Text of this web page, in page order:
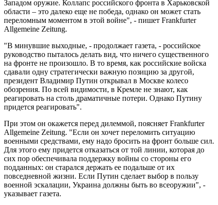
Западом оружие. Коллапс российского фронта в Харьковской
области – это далеко еще не победа, однако он может стать
переломным моментом в этой войне", - пишет Frankfurter
Allgemeine Zeitung.
"В минувшие выходные, - продолжает газета, - российское
руководство пыталось делать вид, что ничего существенного
на фронте не произошло. В то время, как российские войска
сдавали одну стратегически важную позицию за другой,
президент Владимир Путин открывал в Москве колесо
обозрения. По всей видимости, в Кремле не знают, как
реагировать на столь драматичные потери. Однако Путину
придется реагировать".
При этом он окажется перед дилеммой, поясняет Frankfurter
Allgemeine Zeitung. "Если он хочет переломить ситуацию
военными средствами, ему надо бросить на фронт больше сил.
Для этого ему придется отказаться от той линии, которая до
сих пор обеспечивала поддержку войны со стороны его
подданных: он старался держать ее подальше от их
повседневной жизни. Если Путин сделает выбор в пользу
военной эскалации, Украина должны быть во всеоружии", -
указывает газета.